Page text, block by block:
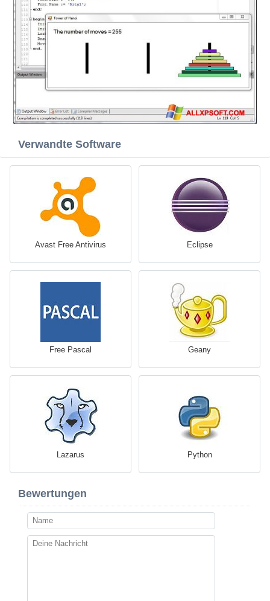
Verwandte Software
Avast Free Antivirus Eclipse
Free Pascal Geany
Lazarus Python
Bewertungen